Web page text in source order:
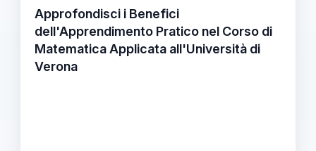
Approfondisci i Benefici
dell'Apprendimento Pratico nel Corso di
Matematica Applicata all'Università di
Verona